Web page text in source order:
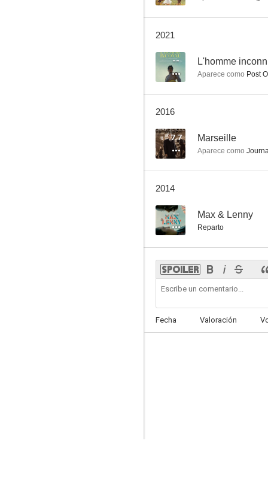
2021
-- L'homme
Aparece como Post
2016
7.7 Marseille
Aparece como
2014
-- Max & Lenny
Reparto
Fecha Valoración